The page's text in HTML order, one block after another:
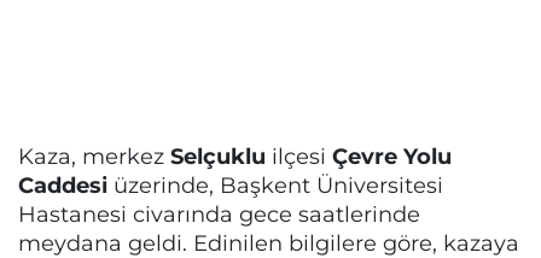
Kaza, merkez Selçuklu ilçesi Çevre Yolu
Caddesi üzerinde, Başkent Üniversitesi
Hastanesi civarında gece saatlerinde
meydana geldi. Edinilen bilgilere göre, kazaya